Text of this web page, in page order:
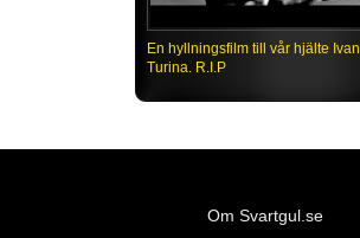
En hyllningsfilm till vår hjälte Ivan
Turina. R.I.P
Om Svartgul.se